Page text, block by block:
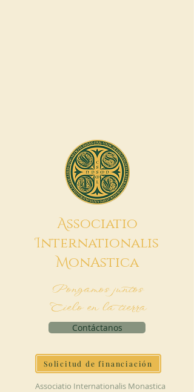
Associatio
Internationalis
MonAstica
Pongamos juntos
Cielo en la tierra
Contáctanos
Solicitud de financiación
Associatio Internationalis Monastica